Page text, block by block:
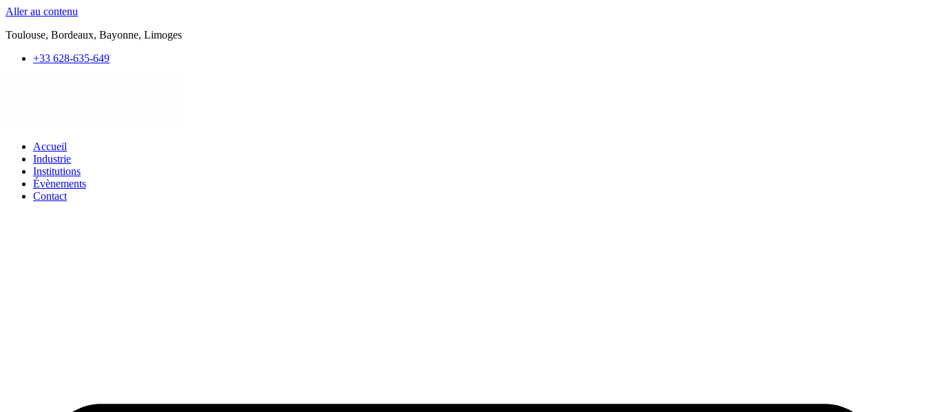
Aller au contenu
Toulouse, Bordeaux, Bayonne, Limoges
+33 628-635-649
Accueil
Industrie
Institutions
Évènements
Contact